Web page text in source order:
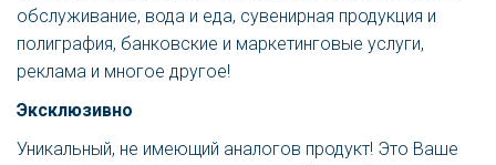
обслуживание, вода и еда, сувенирная продукция и
полиграфия, банковские и маркетинговые услуги,
реклама и многое другое!
Эксклюзивно
Уникальный, не имеющий аналогов продукт! Это Ваше